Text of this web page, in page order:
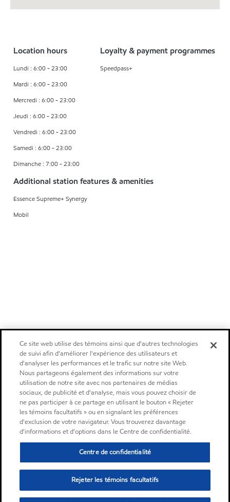
Location hours
Lundi : 6:00 - 23:00
Mardi : 6:00 - 23:00
Mercredi : 6:00 - 23:00
Jeudi : 6:00 - 23:00
Vendredi : 6:00 - 23:00
Samedi : 6:00 - 23:00
Dimanche : 7:00 - 23:00
Loyalty & payment programmes
Speedpass+
Additional station features & amenities
Essence Supreme+ Synergy
Mobil
Ce site web utilise des témoins ainsi que d'autres technologies
de suivi afin d'améliorer l'expérience des utilisateurs et
d'analyser les performances et le trafic sur notre site Web.
Nous partageons également des informations sur votre
utilisation de notre site avec nos partenaires de médias
sociaux, de publicité et d'analyse, mais vous pouvez choisir de
ne pas participer à ce partage en utilisant le bouton « Rejeter
les témoins facultatifs » ou en signalant les préférences
d'exclusion de votre navigateur. Vous trouverez davantage
d'informations et d'options dans le Centre de confidentialité.
Centre de confidentialité
Rejeter les témoins facultatifs